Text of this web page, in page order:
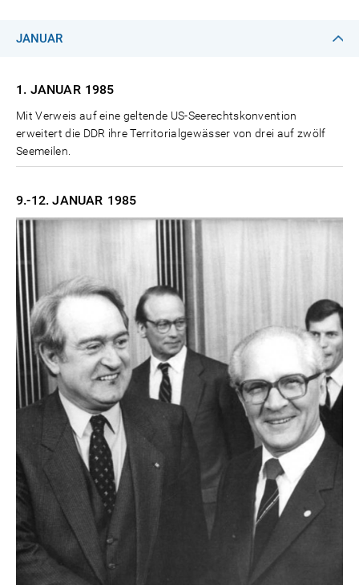
JANUAR
1. JANUAR 1985
Mit Verweis auf eine geltende US-Seerechtskonvention
erweitert die DDR ihre Territorialgewässer von drei auf zwölf
Seemeilen.
9.-12. JANUAR 1985